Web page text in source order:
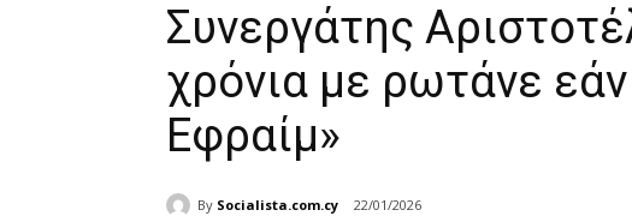
Συνεργάτης
χρόνια με ρωτάνε
Εφραίμ»
By Socialista.com.cy 22/01/2026